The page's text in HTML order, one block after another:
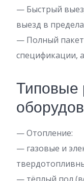
— Быстрый
выезд в
— Полный
спецификации,
Типовые
— Отопление:
— газовые и